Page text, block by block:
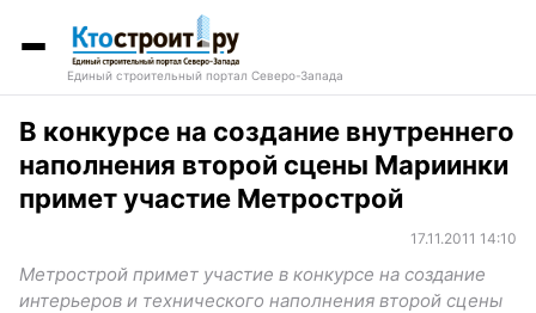
Единый строительный портал Северо-Запада
В конкурсе на создание внутреннего
наполнения второй сцены Мариинки
примет участие Метрострой
17.11.2011 14:10
Метрострой примет участие в конкурсе на создание
интерьеров и технического наполнения второй сцены